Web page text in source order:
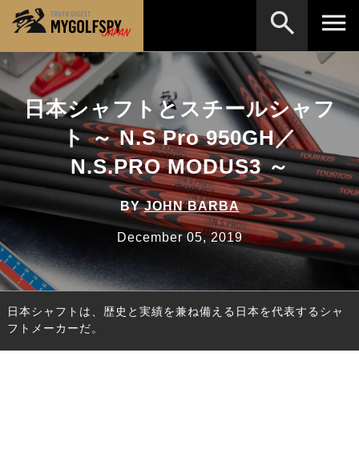
日本シャフトとスチールシャフ
ト ～ N.S Pro 950GH／
N.S.PRO MODUS3 ～
BYJOHN BARBA
December 05, 2019
日本シャフトは、歴史と実績を兼ね備える日本を代表するシャ
フトメーカーだ。
MOST WANTED テストランキング
NEW RELEASES 新製品情報
HOW TO ゴルフ上達・実践テクニック
LAB テスト・データ検証
Golf News ゴルフニュース
REVIEWS
DRIVERS ドライバー
FAIRWAY WOODS フェアウェイウッド
HYBRIDS ハイブリッド
※メーカー名やクラブ名など、検索したい事柄を入
力してください。
検索